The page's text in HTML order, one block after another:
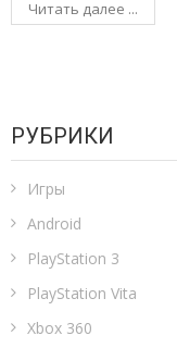
Читать далее ...
РУБРИКИ
Игры
Android
PlayStation 3
PlayStation Vita
Xbox 360